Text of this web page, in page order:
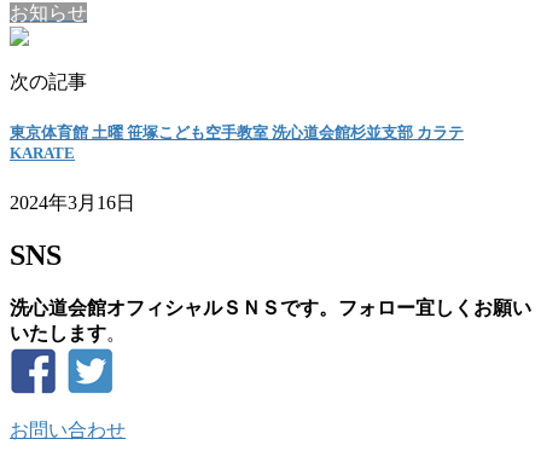
お知らせ
次の記事
東京体育館 土曜 笹塚こども空手教室 洗心道会館杉並支部 カラテ
KARATE
2024年3月16日
SNS
洗心道会館オフィシャルＳＮＳです。フォロー宜しくお願い
いたします。
お問い合わせ